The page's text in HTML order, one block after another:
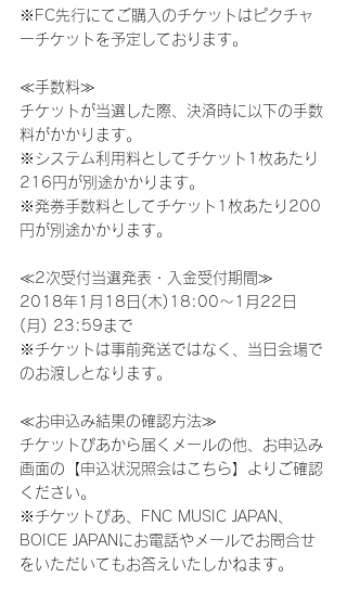
※FC先行にてご購入のチケットはピクチャ
ーチケットを予定しております。
≪手数料≫
チケットが当選した際、決済時に以下の手数
料がかかります。
※システム利用料としてチケット1枚あたり
216円が別途かかります。
※発券手数料としてチケット1枚あたり200
円が別途かかります。
≪2次受付当選発表・入金受付期間≫
2018年1月18日(木)18:00～1月22日
(月) 23:59まで
※チケットは事前発送ではなく、当日会場で
のお渡しとなります。
≪お申込み結果の確認方法≫
チケットぴあから届くメールの他、お申込み
画面の【申込状況照会はこちら】よりご確認
ください。
※チケットぴあ、FNC MUSIC JAPAN、
BOICE JAPANにお電話やメールでお問合せ
をいただいてもお答えいたしかねます。